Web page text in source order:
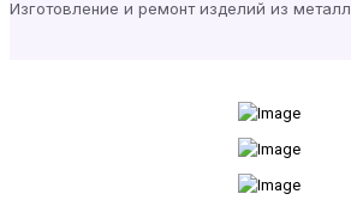
Изготовление и ремонт изделий из